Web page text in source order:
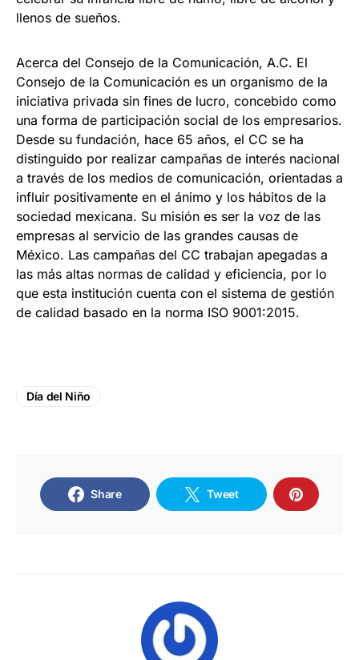
llenos de sueños.
Acerca del Consejo de la Comunicación, A.C. El
Consejo de la Comunicación es un organismo de la
iniciativa privada sin fines de lucro, concebido como
una forma de participación social de los empresarios.
Desde su fundación, hace 65 años, el CC se ha
distinguido por realizar campañas de interés nacional
a través de los medios de comunicación, orientadas a
influir positivamente en el ánimo y los hábitos de la
sociedad mexicana. Su misión es ser la voz de las
empresas al servicio de las grandes causas de
México. Las campañas del CC trabajan apegadas a
las más altas normas de calidad y eficiencia, por lo
que esta institución cuenta con el sistema de gestión
de calidad basado en la norma ISO 9001:2015.
Día del Niño
Share Tweet